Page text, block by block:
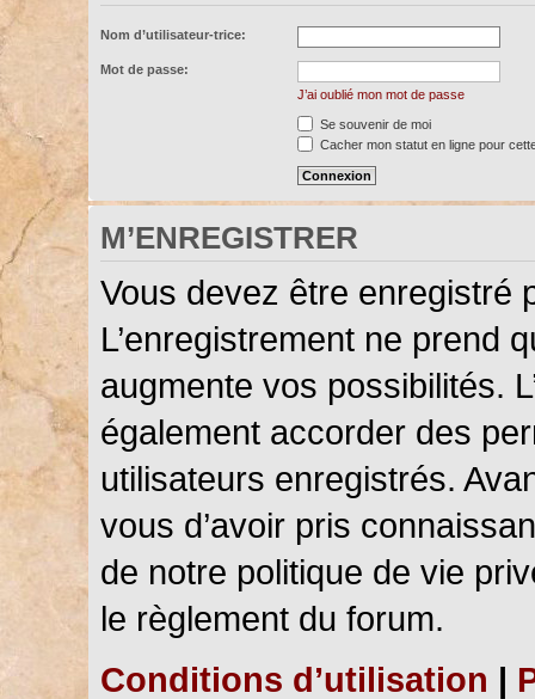
Nom d’utilisateur-trice:
Mot de passe:
J’ai oublié mon mot de passe
Se souvenir de moi
Cacher mon statut en ligne pour
M’ENREGISTRER
Vous devez être enregistré
L’enregistrement ne prend
augmente vos possibilités.
également accorder des
utilisateurs enregistrés.
vous d’avoir pris
de notre politique de vie
le règlement du forum.
Conditions d’utilisation |